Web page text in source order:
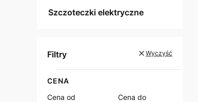
Szczoteczki elektryczne
Filtry Wyczyść
CENA
Cena od
Cena do